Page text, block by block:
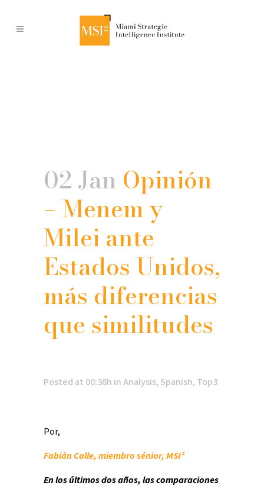
02 Jan Opinión
– Menem y
Milei ante
Estados Unidos,
más diferencias
que similitudes
Posted at 00:38h inAnalysis, Spanish, Top3
Por,
Fabián Calle, miembro sénior, MSI²
En los últimos dos años, las comparaciones